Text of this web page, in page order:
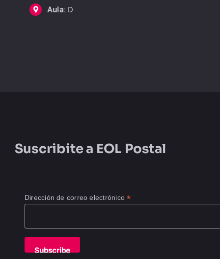
Aula: D
Suscribite a EOL Postal
Dirección de correo electrónico*